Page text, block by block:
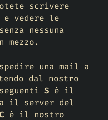
scrivere
e vedere le
nessuna
una mail a
dal nostro
S è il
il server del
C è il nostro